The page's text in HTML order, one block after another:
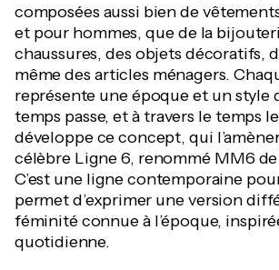
composées aussi bien de
et pour hommes, que de la
chaussures, des objets décoratifs,
même des articles ménagers.
représente une époque et un style
temps passe, et à travers le temps
développe ce concept, qui
célèbre Ligne 6, renommé MM6
C’est une ligne contemporaine
permet d’exprimer une version
féminité connue à l’époque,
quotidienne.